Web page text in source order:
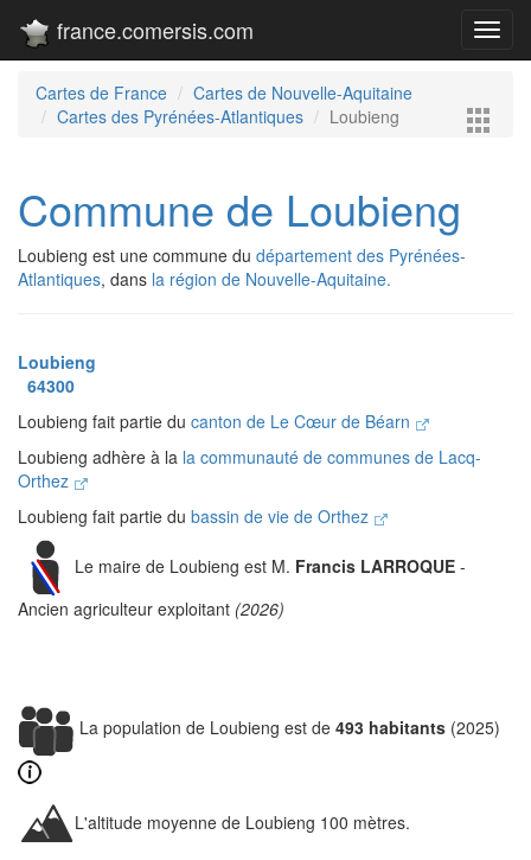
france.comersis.com
Cartes de France
Cartes de Nouvelle-Aquitaine
Cartes des Pyrénées-Atlantiques
Loubieng
Commune de Loubieng
Loubieng est une commune du département des Pyrénées-
Atlantiques, dans la région de Nouvelle-Aquitaine.
Loubieng
64300
Loubieng fait partie du canton de Le Cœur de Béarn
Loubieng adhère à la la communauté de communes de Lacq-
Orthez
Loubieng fait partie du bassin de vie de Orthez
Le maire de Loubieng est M. Francis LARROQUE -
Ancien agriculteur exploitant (2026)
La population de Loubieng est de 493 habitants (2025)
L'altitude moyenne de Loubieng 100 mètres.